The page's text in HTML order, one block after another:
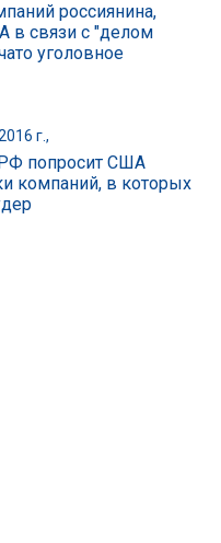
россиянина,
в связи с "делом
уголовное
г.,
РФ попросит США
компаний, в которых